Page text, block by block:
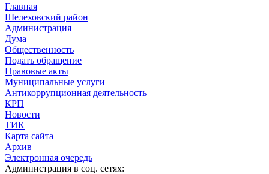
Главная
Шелеховский район
Администрация
Дума
Общественность
Подать обращение
Правовые акты
Муниципальные услуги
Антикоррупционная деятельность
КРП
Новости
ТИК
Карта сайта
Архив
Электронная очередь
Администрация в соц. сетях: